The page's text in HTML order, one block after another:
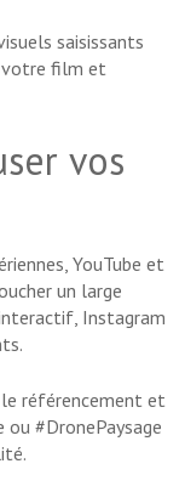
saisissants
votre film et
vos
YouTube et
un large
Instagram
référencement et
ou #DronePaysage